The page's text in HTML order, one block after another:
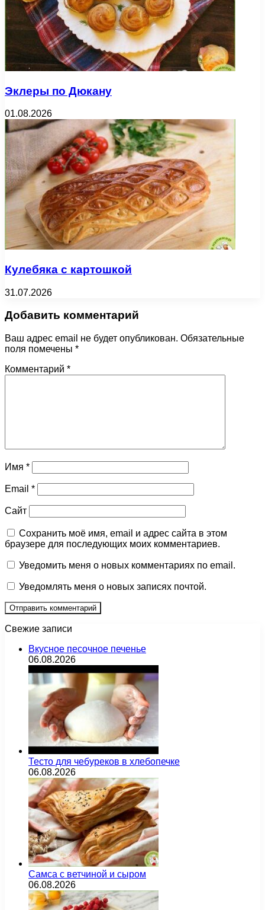
Эклеры по Дюкану
01.08.2026
Кулебяка с картошкой
31.07.2026
Добавить комментарий
Ваш адрес email не будет опубликован. Обязательные
поля помечены *
Комментарий *
Имя *
Email *
Сайт
Сохранить моё имя, email и адрес сайта в этом
браузере для последующих моих комментариев.
Уведомить меня о новых комментариях по email.
Уведомлять меня о новых записях почтой.
Свежие записи
Вкусное песочное печенье
06.08.2026
Тесто для чебуреков в хлебопечке
06.08.2026
Самса с ветчиной и сыром
06.08.2026